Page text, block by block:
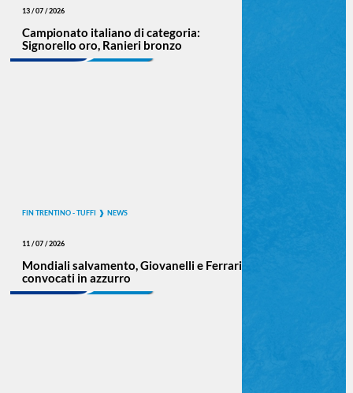
13 / 07 / 2026
Campionato italiano di categoria:
Signorello oro, Ranieri bronzo
FIN TRENTINO - TUFFI NEWS
11 / 07 / 2026
Mondiali salvamento, Giovanelli e Ferrari
convocati in azzurro